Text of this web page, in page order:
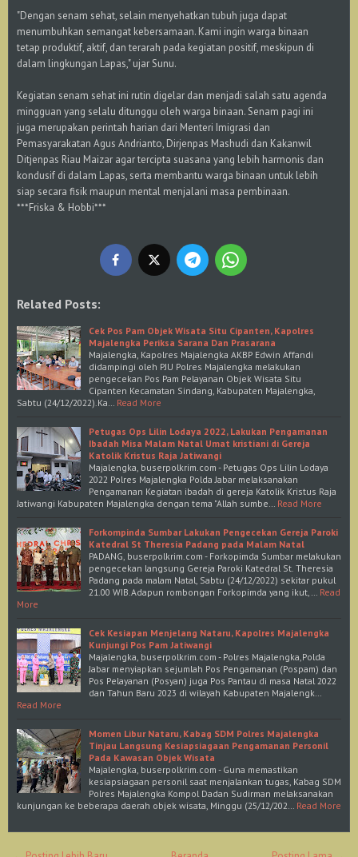
"Dengan senam sehat, selain menyehatkan tubuh juga dapat
menumbuhkan semangat kebersamaan. Kami ingin warga binaan
tetap produktif, aktif, dan terarah pada kegiatan positif, meskipun di
dalam lingkungan Lapas," ujar Sunu.
Kegiatan senam sehat ini rutin digelar dan menjadi salah satu agenda
mingguan yang selalu ditunggu oleh warga binaan. Senam pagi ini
juga merupakan perintah harian dari Menteri Imigrasi dan
Pemasyarakatan Agus Andrianto, Dirjenpas Mashudi dan Kakanwil
Ditjenpas Riau Maizar agar tercipta suasana yang lebih harmonis dan
kondusif di dalam Lapas, serta membantu warga binaan untuk lebih
siap secara fisik maupun mental menjalani masa pembinaan.
***Friska & Hobbi***
Related Posts:
Cek Pos Pam Objek Wisata Situ Cipanten, Kapolres
Majalengka Periksa Sarana Dan Prasarana
Majalengka, Kapolres Majalengka AKBP Edwin Affandi
didampingi oleh PJU Polres Majalengka melakukan
pengecekan Pos Pam Pelayanan Objek Wisata Situ
Cipanten Kecamatan Sindang, Kabupaten Majalengka,
Sabtu (24/12/2022).Ka… Read More
Petugas Ops Lilin Lodaya 2022, Lakukan Pengamanan
Ibadah Misa Malam Natal Umat kristiani di Gereja
Katolik Kristus Raja Jatiwangi
Majalengka, buserpolkrim.com - Petugas Ops Lilin Lodaya
2022 Polres Majalengka Polda Jabar melaksanakan
Pengamanan Kegiatan ibadah di gereja Katolik Kristus Raja
Jatiwangi Kabupaten Majalengka dengan tema "Allah sumbe… Read More
Forkompinda Sumbar Lakukan Pengecekan Gereja Paroki
Katedral St Theresia Padang pada Malam Natal
PADANG, buserpolkrim.com - Forkopimda Sumbar melakukan
pengecekan langsung Gereja Paroki Katedral St. Theresia
Padang pada malam Natal, Sabtu (24/12/2022) sekitar pukul
21.00 WIB.Adapun rombongan Forkopimda yang ikut,… Read
More
Cek Kesiapan Menjelang Nataru, Kapolres Majalengka
Kunjungi Pos Pam Jatiwangi
Majalengka, buserpolkrim.com - Polres Majalengka,Polda
Jabar menyiapkan sejumlah Pos Pengamanan (Pospam) dan
Pos Pelayanan (Posyan) juga Pos Pantau di masa Natal 2022
dan Tahun Baru 2023 di wilayah Kabupaten Majalengk…
Read More
Momen Libur Nataru, Kabag SDM Polres Majalengka
Tinjau Langsung Kesiapsiagaan Pengamanan Personil
Pada Kawasan Objek Wisata
Majalengka, buserpolkrim.com - Guna memastikan
kesiapsiagaan personil saat menjalankan tugas, Kabag SDM
Polres Majalengka Kompol Dadan Sudirman melaksanakan
kunjungan ke beberapa daerah objek wisata, Minggu (25/12/202… Read More